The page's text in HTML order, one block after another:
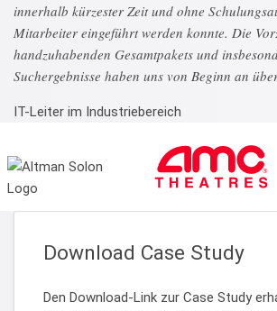
innerhalb kürzester Zeit und ohne
Mitarbeiter eingeführt werden konnte. Die
handzuhabenden Gesamtpakets und
Suchergebnisse haben uns von Beginn an
IT-Leiter im Industriebereich
Download Case Study
Den Download-Link zur Case Study